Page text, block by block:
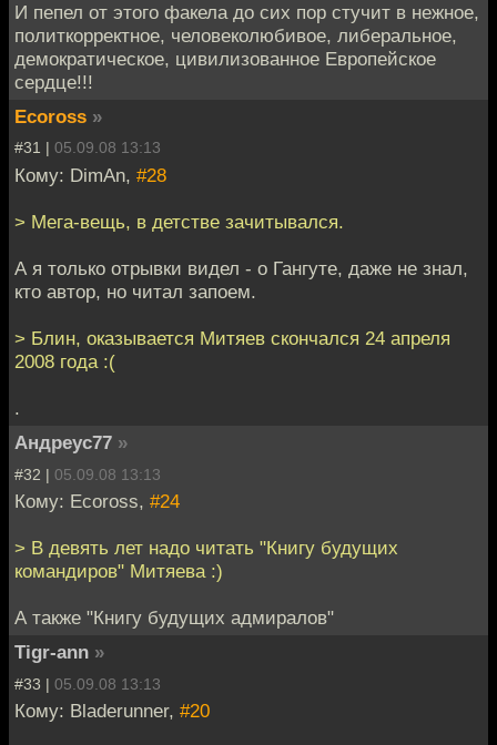
И пепел от этого факела до сих пор стучит в нежное,
политкорректное, человеколюбивое, либеральное,
демократическое, цивилизованное Европейское
сердце!!!
Ecoross »
#31 | 05.09.08 13:13
Кому: DimAn, #28
> Мега-вещь, в детстве зачитывался.
А я только отрывки видел - о Гангуте, даже не знал,
кто автор, но читал запоем.
> Блин, оказывается Митяев скончался 24 апреля
2008 года :(
.
Андреус77 »
#32 | 05.09.08 13:13
Кому: Ecoross, #24
> В девять лет надо читать "Книгу будущих
командиров" Митяева :)
А также "Книгу будущих адмиралов"
Tigr-ann »
#33 | 05.09.08 13:13
Кому: Bladerunner, #20